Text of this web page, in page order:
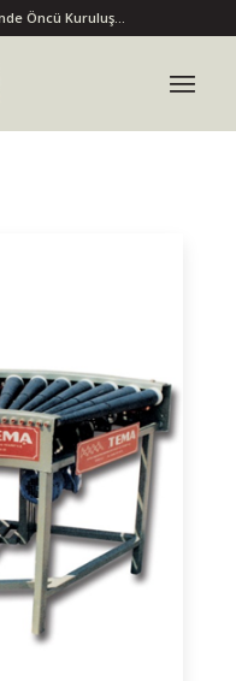
Öncü Kuruluş...